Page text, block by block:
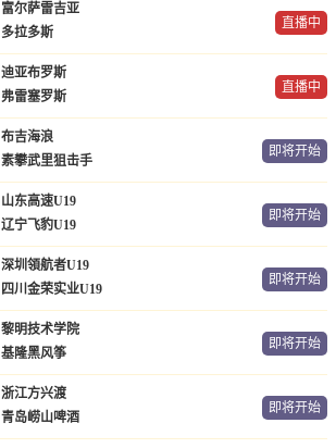
富尔萨雷吉亚
多拉多斯
直播中
迪亚布罗斯
弗雷塞罗斯
直播中
布吉海浪
素攀武里狙击手
即将开始
山东高速U19
辽宁飞豹U19
即将开始
深圳領航者U19
四川金荣实业U19
即将开始
黎明技术学院
基隆黑风筝
即将开始
浙江方兴渡
青岛崂山啤酒
即将开始